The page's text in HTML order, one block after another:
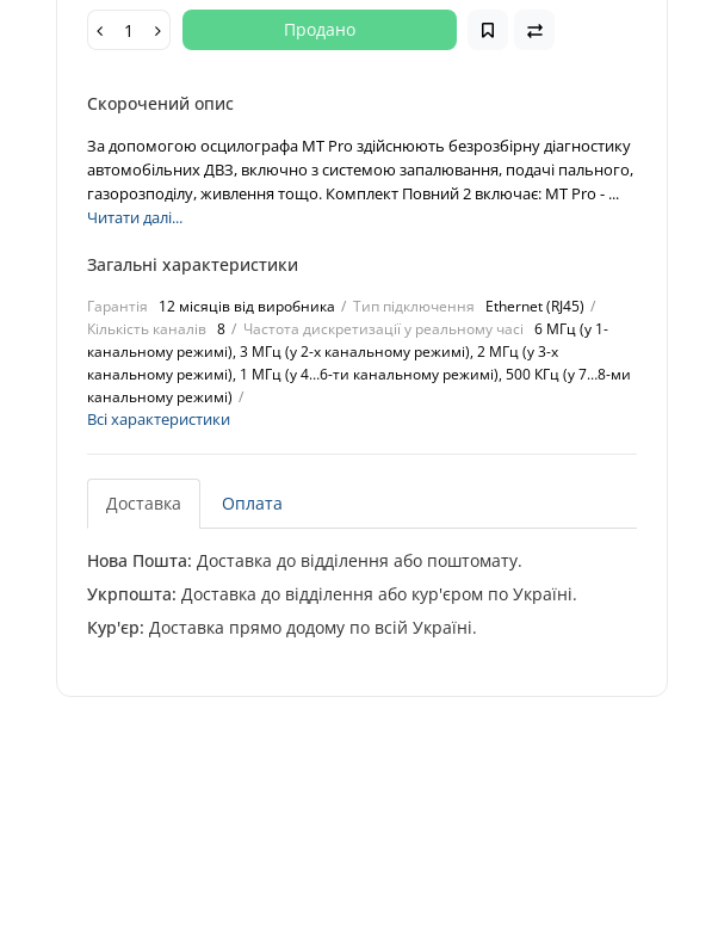
Продано
Скорочений опис
За допомогою осцилографа MT Pro здійснюють безрозбірну діагностику
автомобільних ДВЗ, включно з системою запалювання, подачі пального,
газорозподілу, живлення тощо. Комплект Повний 2 включає: MT Pro - ...
Читати далі...
Загальні характеристики
Гарантія 12 місяців від виробника Тип підключення
Ethernet (RJ45)
Кількість каналів 8 Частота дискретизації у реальному часі 6 МГц (у 1-
канальному режимі), 3 МГц (у 2-х канальному режимі), 2 МГц (у 3-х
канальному режимі), 1 МГц (у 4…6-ти канальному режимі), 500 КГц (у 7…8-ми
канальному режимі)
Всі характеристики
Доставка Оплата
Нова Пошта: Доставка до відділення або поштомату.
Укрпошта: Доставка до відділення або кур'єром по Україні.
Кур'єр: Доставка прямо додому по всій Україні.